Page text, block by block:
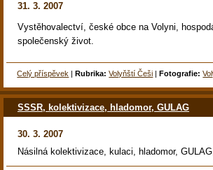
31. 3. 2007
Vystěhovalectví, české obce na Volyni,
společenský život.
Celý příspěvek |Rubrika: Volyňští Češi |Fotografie:
SSSR, kolektivizace, hladomor, GULAG
30. 3. 2007
Násilná kolektivizace, kulaci, hladomor,